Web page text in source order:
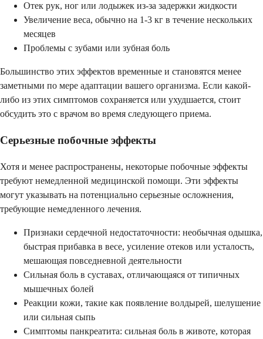
Отек рук, ног или лодыжек из-за задержки жидкости
Увеличение веса, обычно на 1-3 кг в течение нескольких
месяцев
Проблемы с зубами или зубная боль
Большинство этих эффектов временные и становятся менее
заметными по мере адаптации вашего организма. Если какой-
либо из этих симптомов сохраняется или ухудшается, стоит
обсудить это с врачом во время следующего приема.
Серьезные побочные эффекты
Хотя и менее распространены, некоторые побочные эффекты
требуют немедленной медицинской помощи. Эти эффекты
могут указывать на потенциально серьезные осложнения,
требующие немедленного лечения.
Признаки сердечной недостаточности: необычная одышка,
быстрая прибавка в весе, усиление отеков или усталость,
мешающая повседневной деятельности
Сильная боль в суставах, отличающаяся от типичных
мышечных болей
Реакции кожи, такие как появление волдырей, шелушение
или сильная сыпь
Симптомы панкреатита: сильная боль в животе, которая